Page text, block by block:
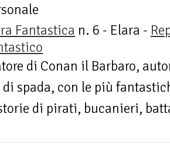
Fantastica n. 6 - Elara -
di Conan il Barbaro,
spada, con le più
di pirati, bucanieri,